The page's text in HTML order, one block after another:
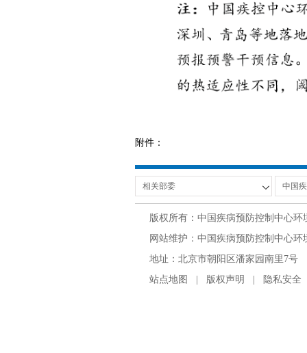
附件：
版权所有：中国疾病预防控制中心
网站维护：中国疾病预防控制中心
地址：北京市朝阳区潘家园南里7号
站点地图
版权声明 隐私安全